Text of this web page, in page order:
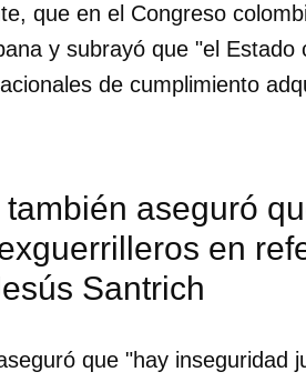
que en el Congreso
y subrayó que "el
de cumplimiento
también aseguró
en
Santrich
que "hay inseguridad